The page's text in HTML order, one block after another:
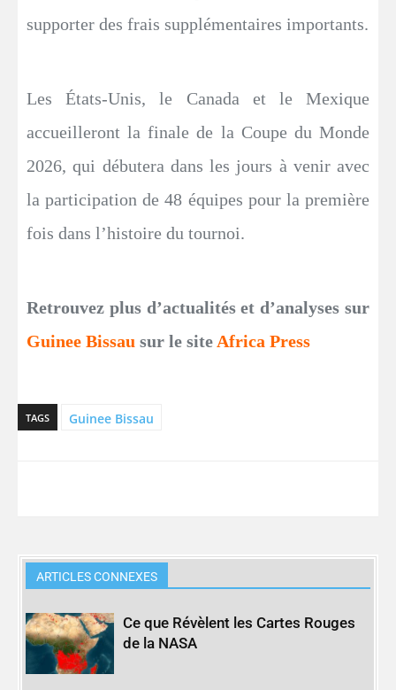
supporter des frais supplémentaires importants.
Les États-Unis, le Canada et le Mexique
accueilleront la finale de la Coupe du Monde
2026, qui débutera dans les jours à venir avec
la participation de 48 équipes pour la première
fois dans l’histoire du tournoi.
Retrouvez plus d’actualités et d’analyses sur
Guinee Bissau sur le site Africa Press
TAGS Guinee Bissau
ARTICLES CONNEXES
Ce que Révèlent les Cartes Rouges
de la NASA